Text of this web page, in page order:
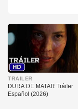
▶
TRAILER
DURA DE MATAR Tráiler
Español (2026)